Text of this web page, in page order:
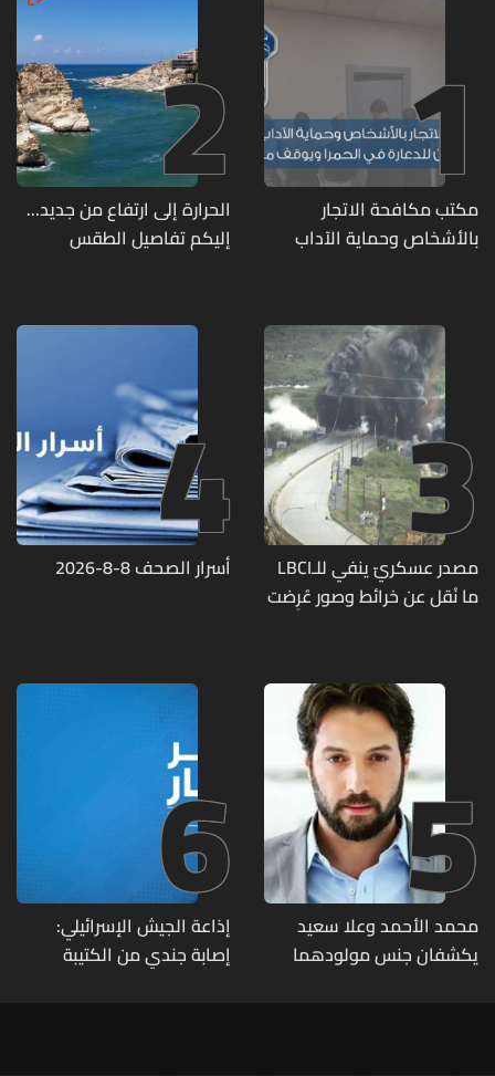
1
مكتب مكافحة الاتجار
بالأشخاص وحماية الآداب
متورطين
2
الحرارة إلى ارتفاع من جديد...
إليكم تفاصيل الطقس
3
مصدر عسكريّ ينفي للـLBCI
ما نُقل عن خرائط وصور عُرِضت
تحت الأرض
4
أسرار الصحف 8-8-2026
5
محمد الأحمد وعلا سعيد
يكشفان جنس مولودهما
6
إذاعة الجيش الإسرائيلي:
إصابة جندي من الكتيبة